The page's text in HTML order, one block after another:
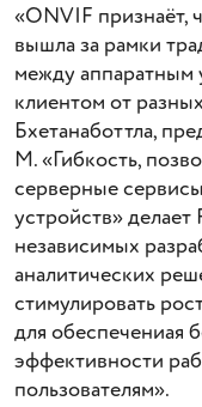
«ONVIF признаёт,
вышла за рамки
между
клиентом от
Бхетанаботтла,
M. «Гибкость,
серверные
устройств»
независимых
аналитических
стимулировать
для обеспечениая
эффективности
пользователям».